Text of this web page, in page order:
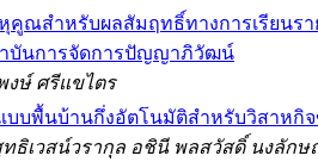
คูณสำหรับผลสัมฤทธิ์ทางการเรียน
าบันการจัดการปัญญาภิวัฒน์
ษ์ ศรีแขไตร
บบพื้นบ้านกึ่งอัตโนมัติสำหรับวิสาหกิ
ธิเวสน์วรากุล อชินี พลสวัสดิ์ นงลัก